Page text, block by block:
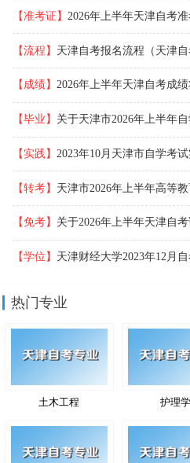
【准考证】 2026年上半年天津自考
【流程】 天津自考报名流程（天津
【成绩】2026年上半年天津自考成
【毕业】 关于天津市2026年上半年
【实践】 2023年10月天津市自学考
【转考】 天津市2026年上半年高等
【免考】 关于2026年上半年天津自
【学位】 天津财经大学2023年12月
热门专业
土木工程 护理学